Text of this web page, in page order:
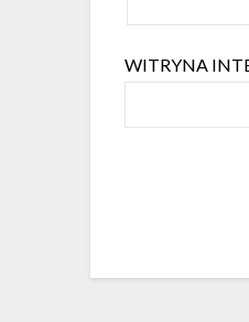
WITRYNA